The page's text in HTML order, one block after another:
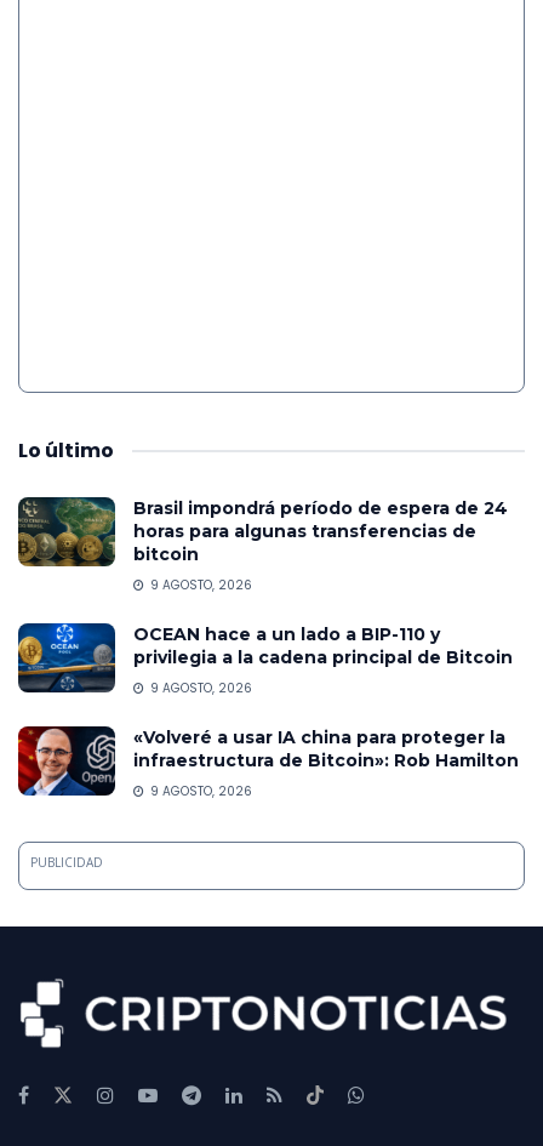
Lo último
Brasil impondrá período de espera de 24
horas para algunas transferencias de
bitcoin
9 AGOSTO, 2026
OCEAN hace a un lado a BIP-110 y
privilegia a la cadena principal de Bitcoin
9 AGOSTO, 2026
«Volveré a usar IA china para proteger la
infraestructura de Bitcoin»: Rob Hamilton
9 AGOSTO, 2026
PUBLICIDAD